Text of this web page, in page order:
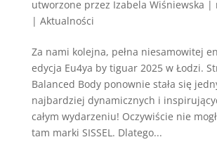
utworzone przez Izabela Wiśniewska |
| Aktualności
Za nami kolejna, pełna niesamowitej
edycja Eu4ya by tiguar 2025 w Łodzi.
Balanced Body ponownie stała się
najbardziej dynamicznych i
całym wydarzeniu! Oczywiście nie
tam marki SISSEL. Dlatego...